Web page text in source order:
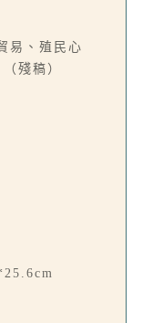
易、殖民心
殘稿）